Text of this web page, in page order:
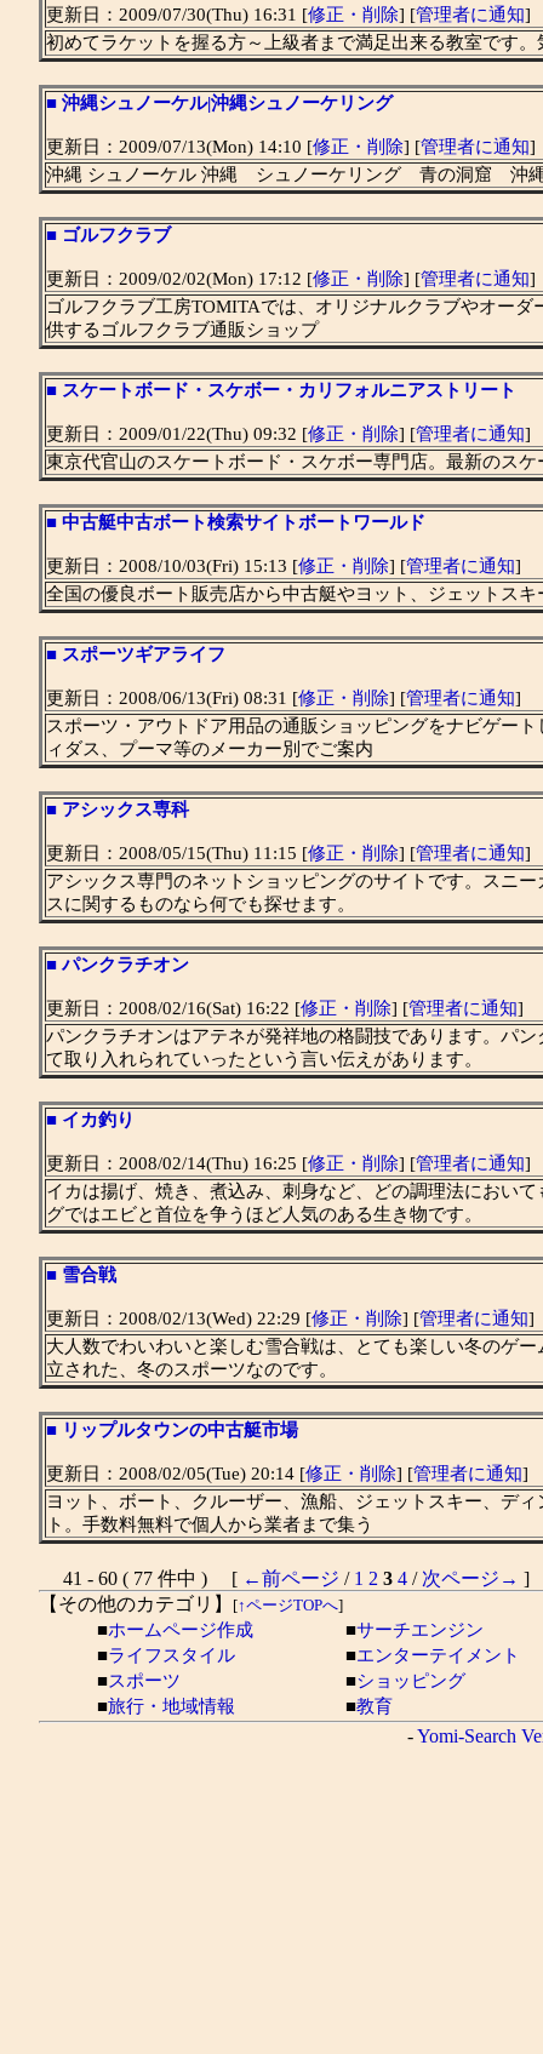
更新日：2009/07/30(Thu) 16:31 [修正・削除] [管理者に通知]
初めてラケットを握る方～上級者まで満足出来る教室です
■ 沖縄シュノーケル|沖縄シュノーケリング
更新日：2009/07/13(Mon) 14:10 [修正・削除] [管理者に通知]
沖縄 シュノーケル 沖縄 シュノーケリング 青の洞窟 沖
■ ゴルフクラブ
更新日：2009/02/02(Mon) 17:12 [修正・削除] [管理者に通知]
ゴルフクラブ工房TOMITAでは、オリジナルクラブやオー
供するゴルフクラブ通販ショップ
■ スケートボード・スケボー・カリフォルニアストリート
更新日：2009/01/22(Thu) 09:32 [修正・削除] [管理者に通知]
東京代官山のスケートボード・スケボー専門店。最新のス
■ 中古艇中古ボート検索サイトボートワールド
更新日：2008/10/03(Fri) 15:13 [修正・削除] [管理者に通知]
全国の優良ボート販売店から中古艇やヨット、ジェットス
■ スポーツギアライフ
更新日：2008/06/13(Fri) 08:31 [修正・削除] [管理者に通知]
スポーツ・アウトドア用品の通販ショッピングをナビゲー
ィダス、プーマ等のメーカー別でご案内
■ アシックス専科
更新日：2008/05/15(Thu) 11:15 [修正・削除] [管理者に通知]
アシックス専門のネットショッピングのサイトです。スニ
スに関するものなら何でも探せます。
■ パンクラチオン
更新日：2008/02/16(Sat) 16:22 [修正・削除] [管理者に通知]
パンクラチオンはアテネが発祥地の格闘技であります。パ
て取り入れられていったという言い伝えがあります。
■ イカ釣り
更新日：2008/02/14(Thu) 16:25 [修正・削除] [管理者に通知]
イカは揚げ、焼き、煮込み、刺身など、どの調理法におい
グではエビと首位を争うほど人気のある生き物です。
■ 雪合戦
更新日：2008/02/13(Wed) 22:29 [修正・削除] [管理者に通知]
大人数でわいわいと楽しむ雪合戦は、とても楽しい冬のゲ
立された、冬のスポーツなのです。
■ リップルタウンの中古艇市場
更新日：2008/02/05(Tue) 20:14 [修正・削除] [管理者に通知]
ヨット、ボート、クルーザー、漁船、ジェットスキー、デ
ト。手数料無料で個人から業者まで集う
41 - 60 ( 77 件中 ) [ ←前ページ / 1 2 3 4 / 次ページ→ ]
【その他のカテゴリ】
[↑ページTOPへ]
■ホームページ作成 ■サーチエンジン
■ライフスタイル ■エンターテイメント
■スポーツ ■ショッピング
■旅行・地域情報 ■教育
-Yomi-Search